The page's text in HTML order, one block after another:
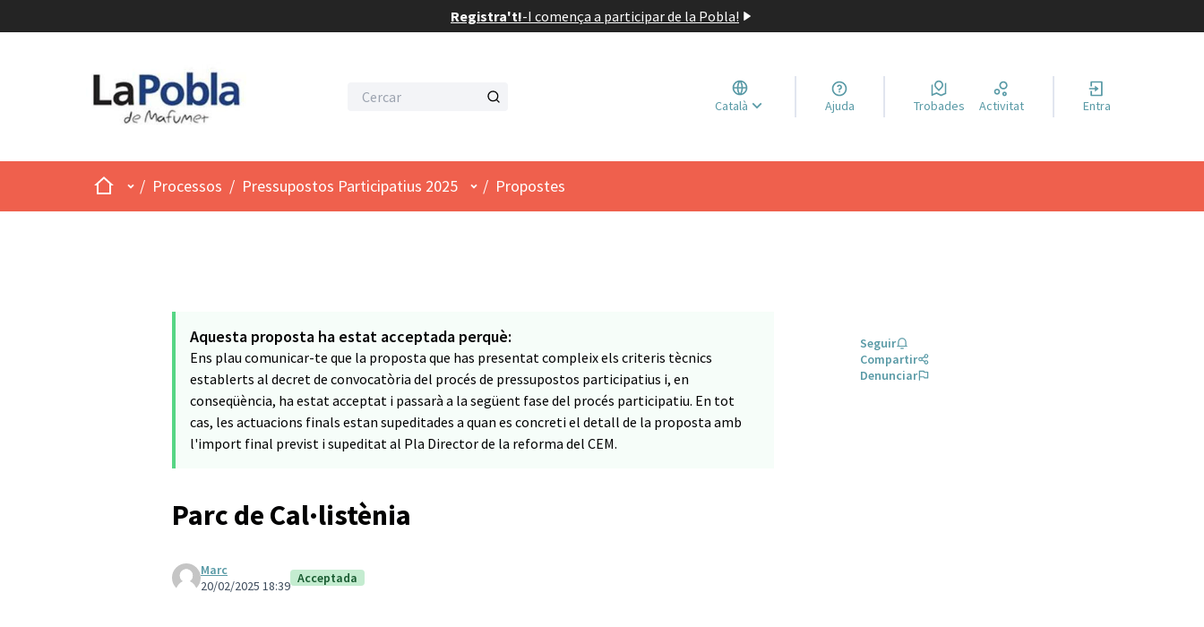
Registra't!-I comença a participar de la Pobla!
Català
Triar la llengua
Elegir el idioma
Ajuda Trobades Activitat Entra
Inici Menú principal
/ Processos / Pressupostos Participatius 2025 Menú d'usuari
/ Propostes
Aquesta proposta ha estat acceptada perquè:
Ens plau comunicar-te que la proposta que has presentat compleix els criteris tècnics
establerts al decret de convocatòria del procés de pressupostos participatius i, en
conseqüència, ha estat acceptat i passarà a la següent fase del procés participatiu. En tot
cas, les actuacions finals estan supeditades a quan es concreti el detall de la proposta amb
l'import final previst i supeditat al Pla Director de la reforma del CEM.
Parc de Cal·listènia
Marc
20/02/2025 18:39 Acceptada
Seguir
Compartir
Denunciar